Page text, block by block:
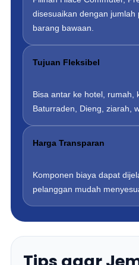
disesuaikan dengan jumlah
barang bawaan.
Tujuan Fleksibel
Bisa antar ke hotel, rumah,
Baturraden, Dieng, ziarah,
Harga Transparan
Komponen biaya dapat
pelanggan mudah